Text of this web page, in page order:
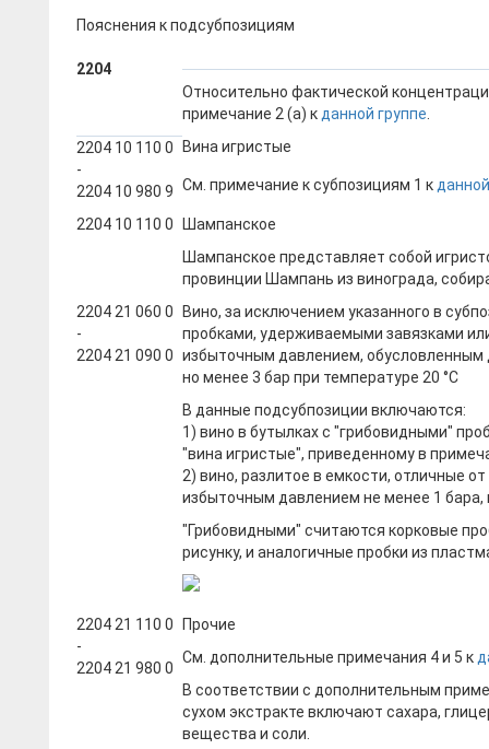
Пояснения к подсубпозициям
2204
Относительно фактической
примечание 2 (а) к данной группе
2204 10 110 0
-
2204 10 980 9
Вина игристые
См. примечание к субпозициям 1 к
2204 10 110 0
Шампанское
Шампанское представляет собой
провинции Шампань из винограда,
2204 21 060 0
-
2204 21 090 0
Вино, за исключением указанного в
пробками, удерживаемыми завязками
избыточным давлением, обусловленным
но менее 3 бар при температуре 20 °C
В данные подсубпозиции включаются:
1) вино в бутылках с "грибовидными"
"вина игристые", приведенному в
2) вино, разлитое в емкости, отличные
избыточным давлением не менее 1 бара,
"Грибовидными" считаются корковые
рисунку, и аналогичные пробки из
2204 21 110 0
-
2204 21 980 0
Прочие
См. дополнительные примечания 4 и 5 к
В соответствии с дополнительным
сухом экстракте включают сахара,
вещества и соли.